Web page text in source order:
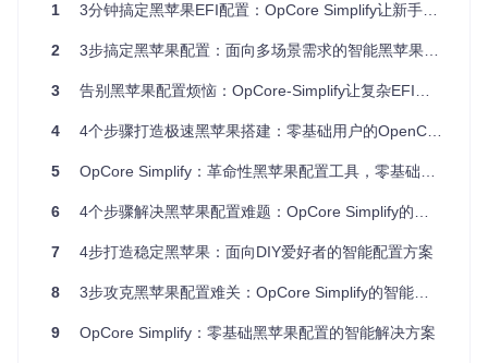
工具会自动验证报告完整性
荐最佳设置，你可以根据需要调整几个关键参数：
1 3分钟搞定黑苹果EFI配置：OpCore Simplify让新手也能轻松上手的智能工具
2 3步搞定黑苹果配置：面向多场景需求的智能黑苹果配置工具
3 告别黑苹果配置烦恼：OpCore-Simplify让复杂EFI搭建变得轻松简单
4 4个步骤打造极速黑苹果搭建：零基础用户的OpenCore配置指南
5 OpCore Simplify：革命性黑苹果配置工具，零基础也能15分钟搞定EFI
6 4个步骤解决黑苹果配置难题：OpCore Simplify的自动化EFI生成方案
7 4步打造稳定黑苹果：面向DIY爱好者的智能配置方案
8 3步攻克黑苹果配置难关：OpCore Simplify的智能解决方案
9 OpCore Simplify：零基础黑苹果配置的智能解决方案